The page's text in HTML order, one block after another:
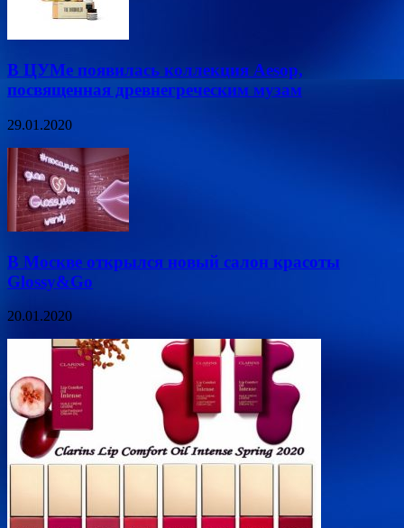
В ЦУМе появилась коллекция Aesop,
посвященная древнегреческим музам
29.01.2020
В Москве открылся новый салон красоты
Glossy&Go
20.01.2020